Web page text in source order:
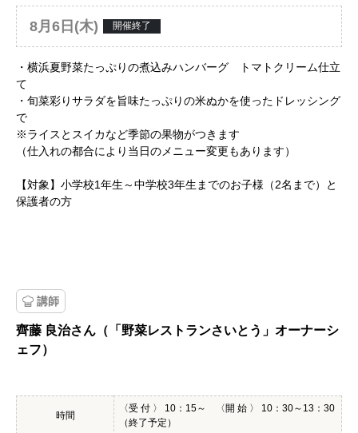
8月6日(木) 開催終了
・横浜夏野菜たっぷりの煮込みハンバーグ トマトクリーム仕立
て
・旬菜彩りサラダを旨味たっぷりの米ぬかを使ったドレッシング
で
※ライスとスイカなど季節の果物がつきます
（仕入れの都合により当日のメニュー変更もあります）
【対象】小学校1年生～中学校3年生までのお子様（2名まで）と
保護者の方
講師
齊藤 良治さん（「野菜レストランさいとう」オーナーシ
ェフ）
時間
〈受 付 〉 10：15～ 〈開 始 〉 10：30～13：30
（終了予定）